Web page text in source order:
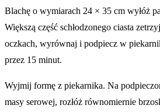
Blachę o wymiarach 24 × 35 cm wyłóż
Większą część schłodzonego ciasta
oczkach, wyrównaj i podpiecz w
przez 15 minut.
Wyjmij formę z piekarnika. Na
masy serowej, rozłóż równomiernie